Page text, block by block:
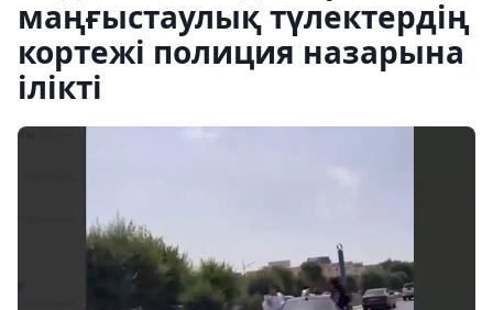
маңғыстаулық түлектердің
кортежі полиция назарына
ілікті